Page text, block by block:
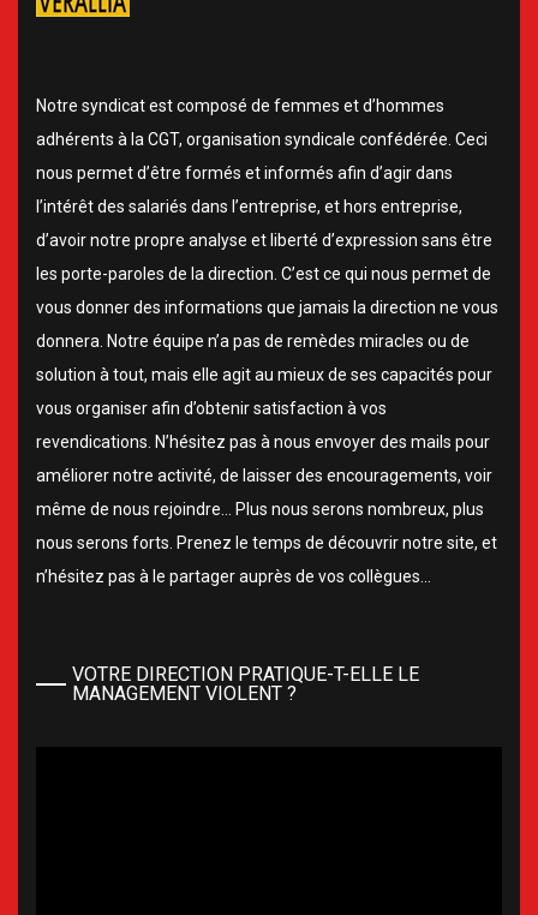
Notre syndicat est composé de femmes et d’hommes
adhérents à la CGT, organisation syndicale confédérée. Ceci
nous permet d’être formés et informés afin d’agir dans
l’intérêt des salariés dans l’entreprise, et hors entreprise,
d’avoir notre propre analyse et liberté d’expression sans être
les porte-paroles de la direction. C’est ce qui nous permet de
vous donner des informations que jamais la direction ne vous
donnera. Notre équipe n’a pas de remèdes miracles ou de
solution à tout, mais elle agit au mieux de ses capacités pour
vous organiser afin d’obtenir satisfaction à vos
revendications. N’hésitez pas à nous envoyer des mails pour
améliorer notre activité, de laisser des encouragements, voir
même de nous rejoindre… Plus nous serons nombreux, plus
nous serons forts. Prenez le temps de découvrir notre site, et
n’hésitez pas à le partager auprès de vos collègues…
VOTRE DIRECTION PRATIQUE-T-ELLE LE
MANAGEMENT VIOLENT ?